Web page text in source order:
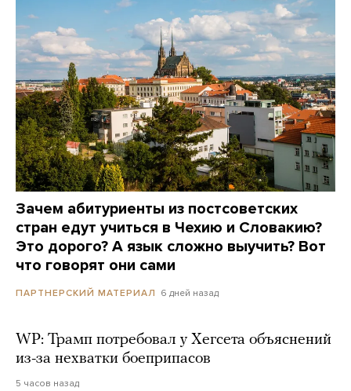
Зачем абитуриенты из постсоветских
стран едут учиться в Чехию и Словакию?
Это дорого? А язык сложно выучить? Вот
что говорят они сами
ПАРТНЕРСКИЙ МАТЕРИАЛ 6 дней назад
WP: Трамп потребовал у Хегсета объяснений
из-за нехватки боеприпасов
5 часов назад